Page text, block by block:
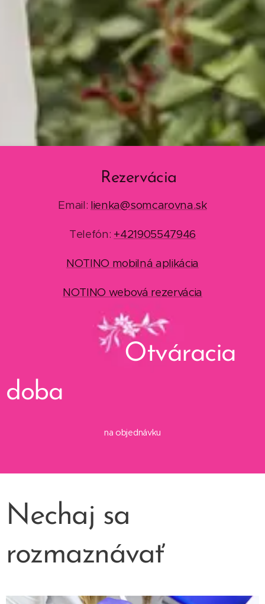
Rezervácia
Email: lienka@somcarovna.sk
Telefón: +421905547946
NOTINO mobilná aplikácia
NOTINO webová rezervácia
Otváracia
doba
na objednávku
Nechaj sa
rozmaznávať